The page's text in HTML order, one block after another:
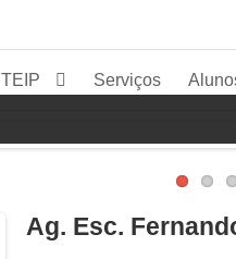
TEIP Serviços
Ag. Esc.